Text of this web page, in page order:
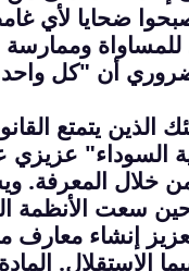
ضحايا لأي غامض
وممارسة
أن "كل واحد
الذين يتمتع
السوداء"
خلال المعرفة.
سعت الأنظمة
إنشاء
الاستقلال. المادة